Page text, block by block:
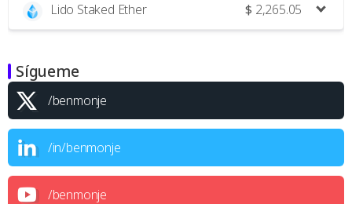
Lido Staked Ether $ 2,265.05
Sígueme
/benmonje
/in/benmonje
/benmonje